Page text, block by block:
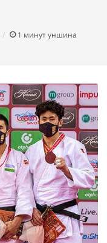
1 минут уншина